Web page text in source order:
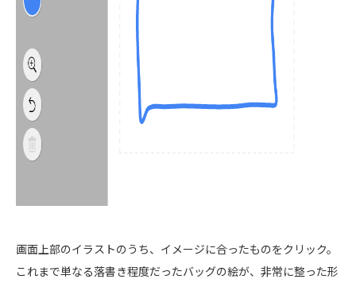
画面上部のイラストのうち、イメージに合ったものをクリック。
これまで単なる落書き程度だったバッグの絵が、非常に整った形